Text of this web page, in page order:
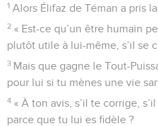
1 Alors Élifaz de Téman a pris
2 « Est-ce qu’un être humain
plutôt utile à lui-même, s’il se
3 Mais que gagne le Tout-
pour lui si tu mènes une vie
4 « À ton avis, s’il te corrige,
parce que tu lui es fidèle ?